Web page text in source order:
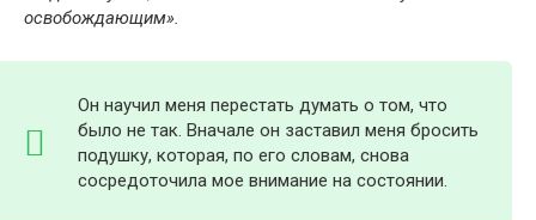
освобождающим».
Он научил меня перестать думать о том, что
было не так. Вначале он заставил меня бросить
подушку, которая, по его словам, снова
сосредоточила мое внимание на состоянии.